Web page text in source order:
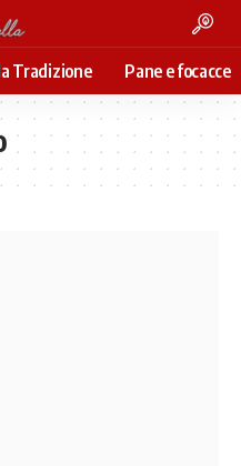
Tradizione Pane e focacce